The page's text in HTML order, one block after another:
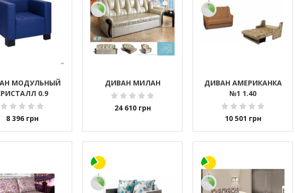
МОДУЛЬНЫЙ
0.9
8 396 грн
ДИВАН МИЛАН
24 610 грн
ДИВАН АМЕРИКАНКА
№1 1.40
10 501 грн